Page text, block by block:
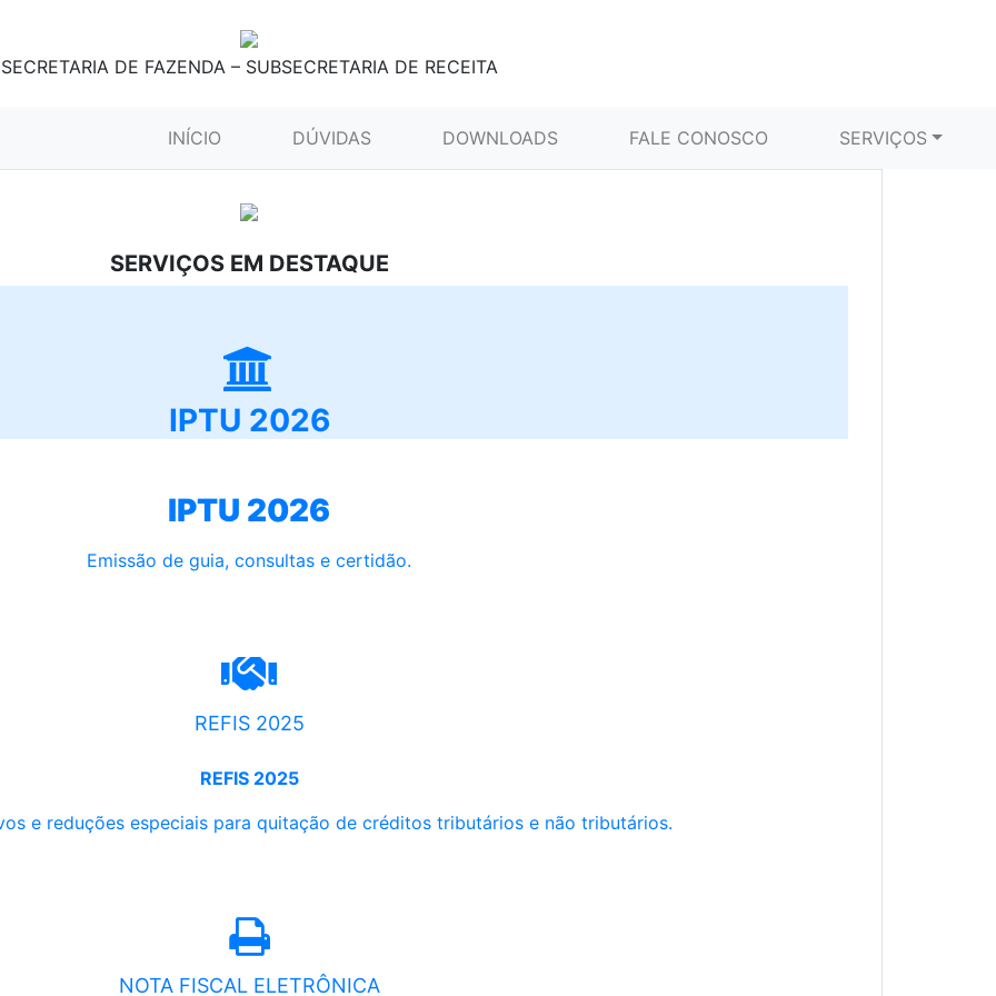
SECRETARIA DE FAZENDA – SUBSECRETARIA DE RECEITA
INÍCIO (CURRENT)DÚVIDAS DOWNLOADS FALE CONOSCO SERVIÇOS
SERVIÇOS EM DESTAQUE
IPTU 2026
IPTU 2026
Emissão de guia, consultas e certidão.
REFIS 2025
REFIS 2025
e reduções especiais para quitação de créditos tributários e não tributários.
NOTA FISCAL ELETRÔNICA